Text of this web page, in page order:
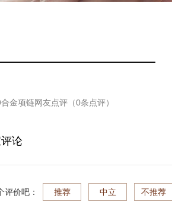
金项链网友点评（0条点评）
论
评价吧： 推荐 中立 不推荐